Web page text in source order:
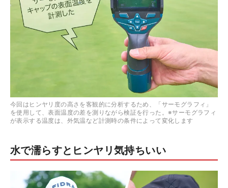
今回はヒンヤリ度の高さを客観的に分析するため、「サーモグラフィ」
を使用して、表面温度の差を測りながら検証を行った。※サーモグラフィ
が表示する温度は、外気温など計測時の条件によって変化します
水で濡らすとヒンヤリ気持ちいい